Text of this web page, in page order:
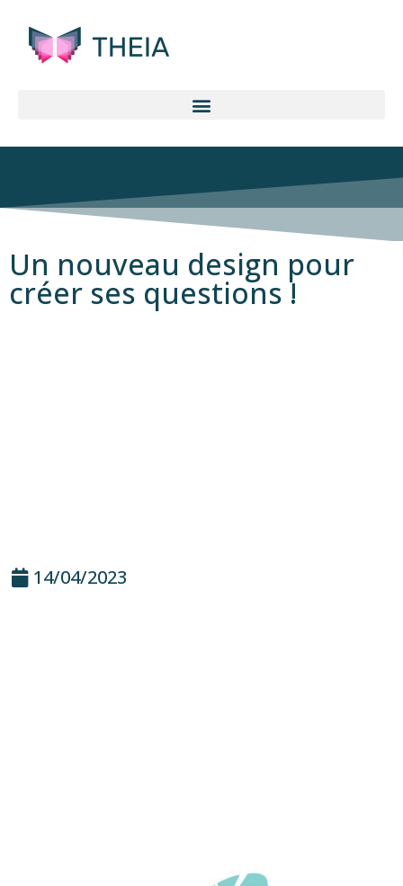
Un nouveau design pour
créer ses questions !
14/04/2023